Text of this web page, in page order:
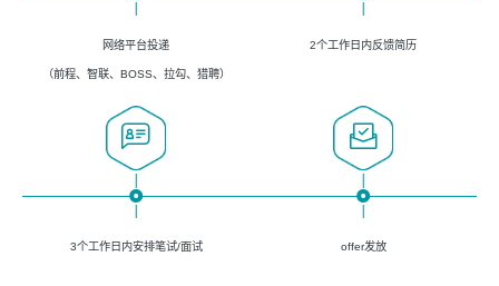
网络平台投递
（前程、智联、BOSS、拉勾、猎聘）
2个工作日内反馈简历
3个工作日内安排笔试/面试 offer发放